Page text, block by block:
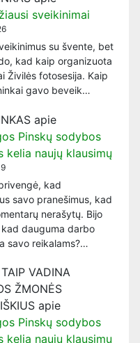
sveikinimai
su švente, bet
kad kaip organizuota
Živilės fotosesija. Kaip
gavo beveik…
apie
Pinskų sodybos
kelia naujų klausimų
kad
savo pranešimus, kad
nerašytų. Bijo
dauguma darbo
savo reikalams?…
VADINA
ŽMONĖS
apie
Pinskų sodybos
kelia naujų klausimų